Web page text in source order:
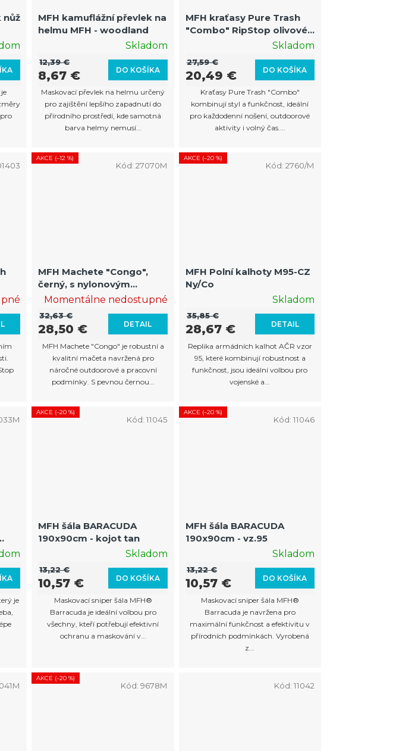
nůž
MFH kamuflážní převlek na
helmu MFH - woodland
Skladom
DO KOŠÍKA
8,67 €
12,39 €
Maskovací převlek na helmu určený
pro zajištění lepšího zapadnutí do
přírodního prostředí, kde samotná
barva helmy nemusí...
MFH kraťasy Pure Trash
"Combo" RipStop olivové
Skladom
DO KOŠÍKA
20,49 €
27,59 €
Kraťasy Pure Trash "Combo"
kombinují styl a funkčnost, ideální
pro každodenní nošení, outdoorové
aktivity i volný čas....
AKCE (–12 %)
MFH Machete "Congo",
černý, s nylonovým
pouzdrem
Momentálne nedostupné
DETAIL
28,50 €
32,63 €
MFH Machete "Congo" je robustní a
kvalitní mačeta navržená pro
náročné outdoorové a pracovní
podmínky. S pevnou černou...
Kód: 27070M
AKCE (–20 %)
MFH Polní kalhoty M95-CZ
Ny/Co
Skladom
DETAIL
28,67 €
35,85 €
Replika armádních kalhot AČR vzor
95, které kombinují robustnost a
funkčnost, jsou ideální volbou pro
vojenské a...
Kód:2760/M
je
AKCE (–20 %)
MFH šála BARACUDA
190x90cm - kojot tan
Skladom
DO KOŠÍKA
10,57 €
13,22 €
Maskovací sniper šála MFH®
Barracuda je ideální volbou pro
všechny, kteří potřebují efektivní
ochranu a maskování v...
Kód: 11045
AKCE (–20 %)
MFH šála BARACUDA
190x90cm - vz.95
Skladom
DO KOŠÍKA
10,57 €
13,22 €
Maskovací sniper šála MFH®
Barracuda je navržena pro
maximální funkčnost a efektivitu v
přírodních podmínkách. Vyrobená
z...
Kód:11046
AKCE (–20 %)
Kód: 9678M Kód:11042